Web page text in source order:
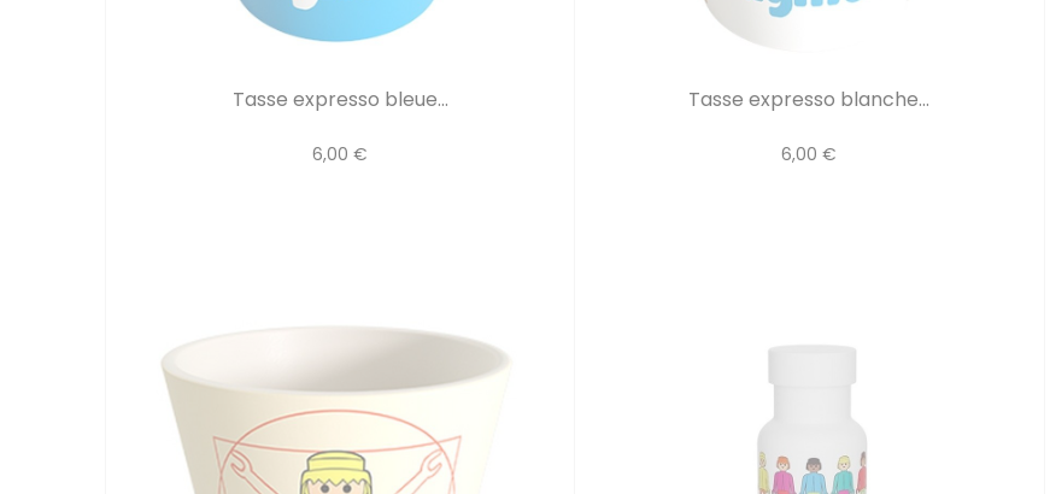
Tasse expresso bleue...
6,00 €
Tasse expresso blanche...
6,00 €